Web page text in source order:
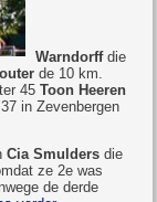
Warndorffdie
de 10 km.
45Toon Heeren
in Zevenbergen
Cia Smulders die
ze 2e was
de derde